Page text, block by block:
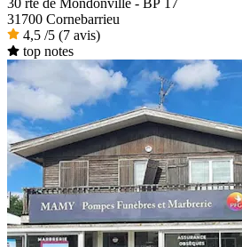
31700 Cornebarrieu
4,5 /5 (7 avis)
top notes